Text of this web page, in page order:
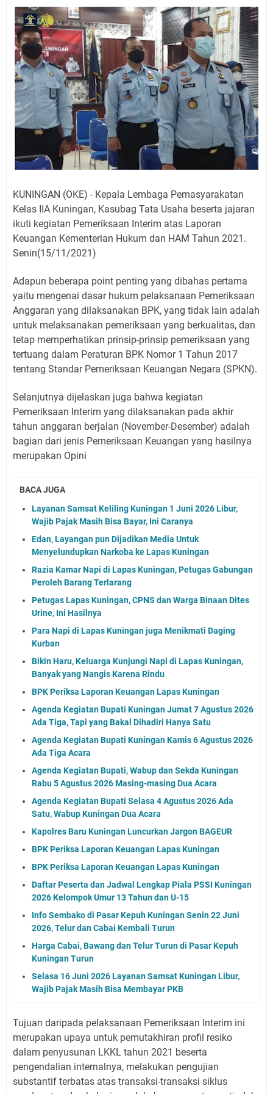
Nobar Final Piala Presiden 2026 Bersama Kebo Bule
Sangat Seru
Warga Mulai Kesulitan Air Bersih Akibat Kekeringan,
Polres Kuningan dan PAM Tirta Kamuning Salurakan
12 Ribu Liter
Uniku Jadi Tuan Rumah Pendampingan Penyusunan
Dokumen SPMI
Sudahkah Kita Merdeka Dari Hawa Nafsu?
Info Sembako di Pasar Kepuh Kuningan Kamis 6
Agustus 2026, Daging Naik, Telur Turun
Agenda Kegiatan Bupati Kuningan Jumat 7 Agustus
Ini Empat Lokasi Samsat Keliling Kuningan Jumat 7
Agustus 2026
KUNINGAN (OKE) - Kepala Lembaga Pemasyarakatan
Kelas IIA Kuningan, Kasubag Tata Usaha beserta jajaran
ikuti kegiatan Pemeriksaan Interim atas Laporan
Keuangan Kementerian Hukum dan HAM Tahun 2021.
Senin(15/11/2021)
Adapun beberapa point penting yang dibahas pertama
yaitu mengenai dasar hukum pelaksanaan Pemeriksaan
Anggaran yang dilaksanakan BPK, yang tidak lain adalah
untuk melaksanakan pemeriksaan yang berkualitas, dan
tetap memperhatikan prinsip-prinsip pemeriksaan yang
tertuang dalam Peraturan BPK Nomor 1 Tahun 2017
tentang Standar Pemeriksaan Keuangan Negara (SPKN).
Selanjutnya dijelaskan juga bahwa kegiatan
Pemeriksaan Interim yang dilaksanakan pada akhir
tahun anggaran berjalan (November-Desember) adalah
bagian dari jenis Pemeriksaan Keuangan yang hasilnya
merupakan Opini
BACA JUGA
Layanan Samsat Keliling Kuningan 1 Juni 2026 Libur,
Wajib Pajak Masih Bisa Bayar, Ini Caranya
Edan, Layangan pun Dijadikan Media Untuk
Menyelundupkan Narkoba ke Lapas Kuningan
Razia Kamar Napi di Lapas Kuningan, Petugas Gabungan
Peroleh Barang Terlarang
Petugas Lapas Kuningan, CPNS dan Warga Binaan Dites
Urine, Ini Hasilnya
Para Napi di Lapas Kuningan juga Menikmati Daging
Kurban
Bikin Haru, Keluarga Kunjungi Napi di Lapas Kuningan,
Banyak yang Nangis Karena Rindu
BPK Periksa Laporan Keuangan Lapas Kuningan
Agenda Kegiatan Bupati Kuningan Jumat 7 Agustus 2026
Ada Tiga, Tapi yang Bakal Dihadiri Hanya Satu
Agenda Kegiatan Bupati Kuningan Kamis 6 Agustus 2026
Ada Tiga Acara
Agenda Kegiatan Bupati, Wabup dan Sekda Kuningan
Rabu 5 Agustus 2026 Masing-masing Dua Acara
Agenda Kegiatan Bupati Selasa 4 Agustus 2026 Ada
Satu, Wabup Kuningan Dua Acara
Kapolres Baru Kuningan Luncurkan Jargon BAGEUR
BPK Periksa Laporan Keuangan Lapas Kuningan
BPK Periksa Laporan Keuangan Lapas Kuningan
Daftar Peserta dan Jadwal Lengkap Piala PSSI Kuningan
2026 Kelompok Umur 13 Tahun dan U-15
Info Sembako di Pasar Kepuh Kuningan Senin 22 Juni
2026, Telur dan Cabai Kembali Turun
Harga Cabai, Bawang dan Telur Turun di Pasar Kepuh
Kuningan Turun
Selasa 16 Juni 2026 Layanan Samsat Kuningan Libur,
Wajib Pajak Masih Bisa Membayar PKB
Tujuan daripada pelaksanaan Pemeriksaan Interim ini
merupakan upaya untuk pemutakhiran profil resiko
dalam penyusunan LKKL tahun 2021 beserta
pengendalian internalnya, melakukan pengujian
substantif terbatas atas transaksi-transaksi siklus